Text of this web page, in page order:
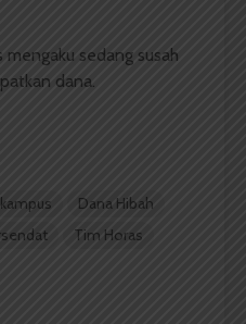
sedang susah
dana.
Dana Hibah
Tim Horas